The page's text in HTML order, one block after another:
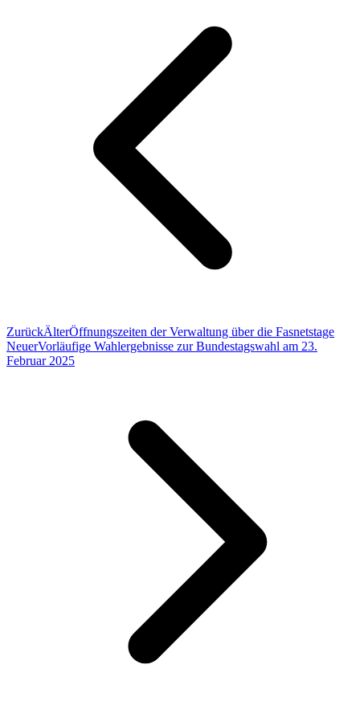
ZurückÄlterÖffnungszeiten der Verwaltung über die Fasnetstage
NeuerVorläufige Wahlergebnisse zur Bundestagswahl am 23.
Februar 2025